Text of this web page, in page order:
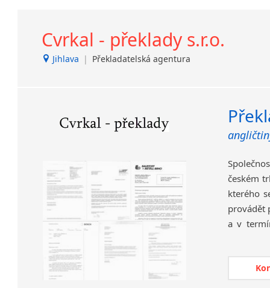
2.
Pracují
obory..
Pro lepší
jména a
Cvrkal - překlady s.r.o.
Jihlava | Překladatelská agentura
českém
kterého
provádět
a v